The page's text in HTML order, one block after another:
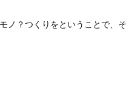
ノ？つくりをということで、そ